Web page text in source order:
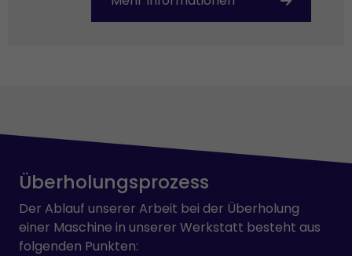
Überholungsprozess
Der Ablauf unserer Arbeit bei der Überholung
einer Maschine in unserer Werkstatt besteht aus
folgenden Punkten: